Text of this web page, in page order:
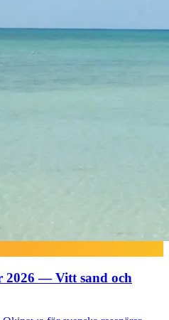
2026 — Vitt sand och